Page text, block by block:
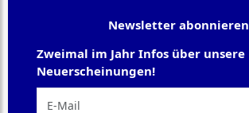
Newsletter abonnieren
Zweimal im Jahr Infos über unsere
Neuerscheinungen!